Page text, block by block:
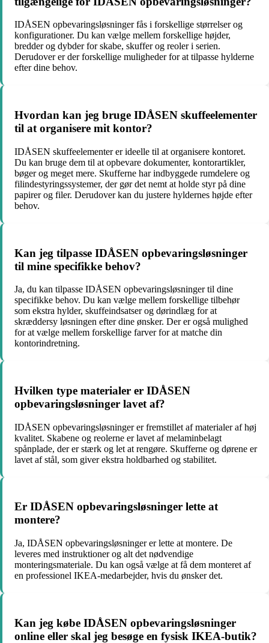
IDÅSEN opbevaringsløsninger fås i forskellige størrelser og
konfigurationer. Du kan vælge mellem forskellige højder,
bredder og dybder for skabe, skuffer og reoler i serien.
Derudover er der forskellige muligheder for at tilpasse hylderne
efter dine behov.
Hvordan kan jeg bruge IDÅSEN skuffeelementer
til at organisere mit kontor?
IDÅSEN skuffeelementer er ideelle til at organisere kontoret.
Du kan bruge dem til at opbevare dokumenter, kontorartikler,
bøger og meget mere. Skufferne har indbyggede rumdelere og
filindestyringssystemer, der gør det nemt at holde styr på dine
papirer og filer. Derudover kan du justere hyldernes højde efter
behov.
Kan jeg tilpasse IDÅSEN opbevaringsløsninger
til mine specifikke behov?
Ja, du kan tilpasse IDÅSEN opbevaringsløsninger til dine
specifikke behov. Du kan vælge mellem forskellige tilbehør
som ekstra hylder, skuffeindsatser og dørindlæg for at
skræddersy løsningen efter dine ønsker. Der er også mulighed
for at vælge mellem forskellige farver for at matche din
kontorindretning.
Hvilken type materialer er IDÅSEN
opbevaringsløsninger lavet af?
IDÅSEN opbevaringsløsninger er fremstillet af materialer af høj
kvalitet. Skabene og reolerne er lavet af melaminbelagt
spånplade, der er stærk og let at rengøre. Skufferne og dørene er
lavet af stål, som giver ekstra holdbarhed og stabilitet.
Er IDÅSEN opbevaringsløsninger lette at
montere?
Ja, IDÅSEN opbevaringsløsninger er lette at montere. De
leveres med instruktioner og alt det nødvendige
monteringsmateriale. Du kan også vælge at få dem monteret af
en professionel IKEA-medarbejder, hvis du ønsker det.
Kan jeg købe IDÅSEN opbevaringsløsninger
online eller skal jeg besøge en fysisk IKEA-butik?